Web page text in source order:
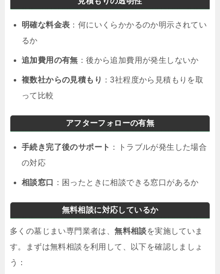
明確な料金表 ：何にいくらかかるのか明示されてい
るか
追加費用の有無 ：後から追加費用が発生しないか
複数社からの見積もり ：3社程度から見積もりを取
って比較
アフターフォローの有無
手続き完了後のサポート ：トラブルが発生した場合
の対応
相談窓口 ：困ったときに相談できる窓口があるか
無料相談に対応しているか
多くの墓じまい専門業者は、無料相談を実施していま
す。まずは無料相談を利用して、以下を確認しましょ
う：